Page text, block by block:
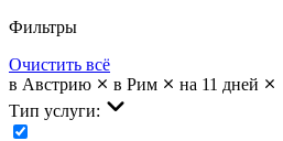
Фильтры
Очистить всё
в Австрию
в Рим
на 11 дней
Тип услуги: